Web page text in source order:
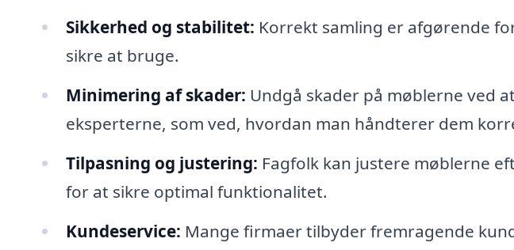
Sikkerhed og stabilitet: Korrekt samling er afgørende
sikre at bruge.
Minimering af skader: Undgå skader på møblerne ved
eksperterne, som ved, hvordan man håndterer dem
Tilpasning og justering: Fagfolk kan justere møblerne
for at sikre optimal funktionalitet.
Kundeservice: Mange firmaer tilbyder fremragende